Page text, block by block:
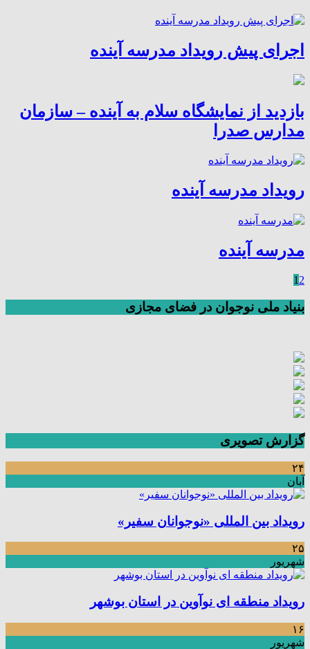
اجرای پیش رویداد مدرسه آینده
بازدید از نمایشگاه سلام به آینده – سازمان
مدارس صدرا
رویداد مدرسه آینده
مدرسه آینده
1 2
بنیاد ملی نوجوان در فضای مجازی
گزارش تصویری
۲۴
آبان
رویداد بین المللی «نوجوانان سفیر»
۲۵
شهریور
رویداد منطقه ای نوآوین در استان بوشهر
۱۶
شهریور